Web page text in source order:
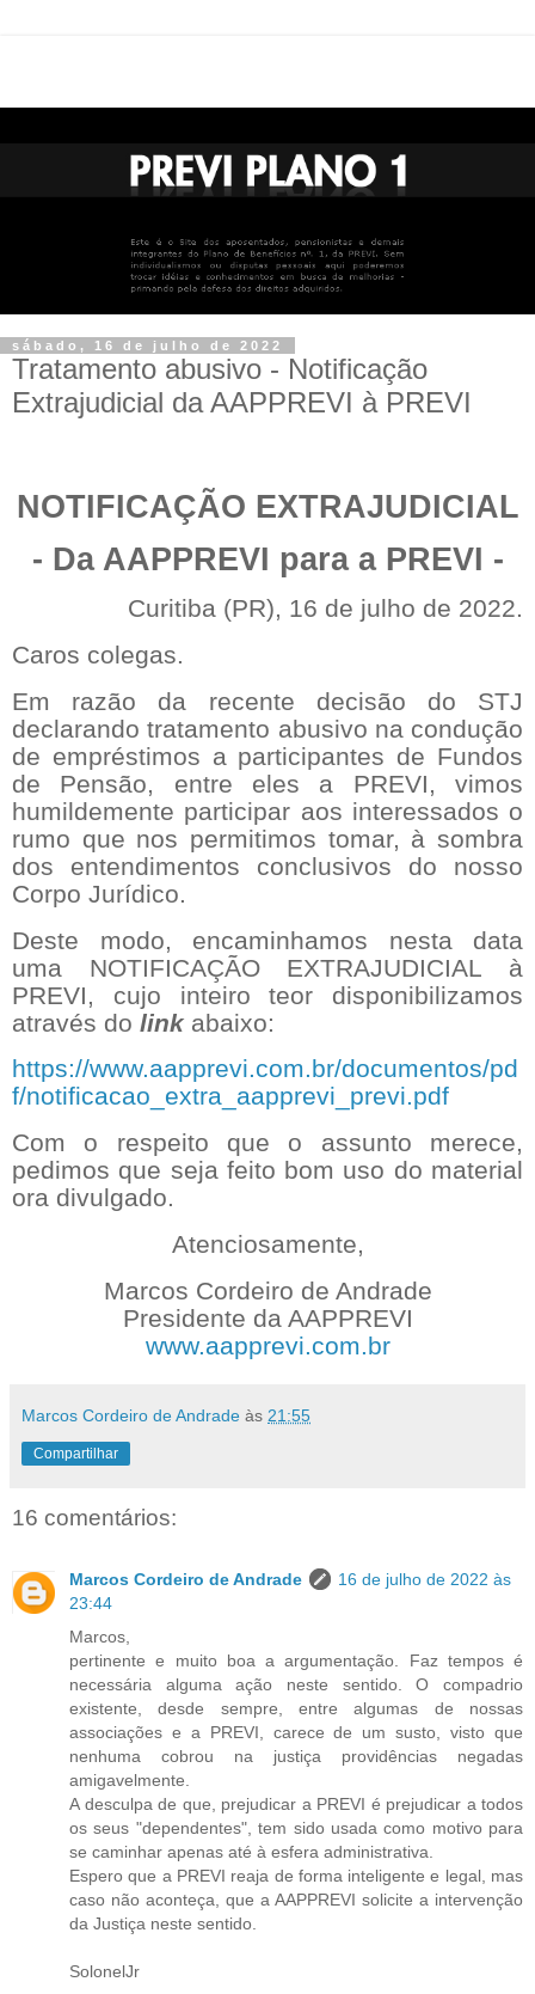
sábado, 16 de julho de 2022
Tratamento abusivo - Notificação
Extrajudicial da AAPPREVI à PREVI
NOTIFICAÇÃO EXTRAJUDICIAL
- Da AAPPREVI para a PREVI -
Curitiba (PR), 16 de julho de 2022.
Caros colegas.
Em razão da recente decisão do STJ
declarando tratamento abusivo na condução
de empréstimos a participantes de Fundos
de Pensão, entre eles a PREVI, vimos
humildemente participar aos interessados o
rumo que nos permitimos tomar, à sombra
dos entendimentos conclusivos do nosso
Corpo Jurídico.
Deste modo, encaminhamos nesta data
uma NOTIFICAÇÃO EXTRAJUDICIAL à
PREVI, cujo inteiro teor disponibilizamos
através do link abaixo:
https://www.aapprevi.com.br/documentos/pd
f/notificacao_extra_aapprevi_previ.pdf
Com o respeito que o assunto merece,
pedimos que seja feito bom uso do material
ora divulgado.
Atenciosamente,
Marcos Cordeiro de Andrade
Presidente da AAPPREVI
www.aapprevi.com.br
Marcos Cordeiro de Andrade às 21:55
Compartilhar
16 comentários:
Marcos Cordeiro de Andrade
16 de julho de 2022 às
23:44
Marcos,
pertinente e muito boa a argumentação. Faz tempos é
necessária alguma ação neste sentido. O compadrio
existente, desde sempre, entre algumas de nossas
associações e a PREVI, carece de um susto, visto que
nenhuma cobrou na justiça providências negadas
amigavelmente.
A desculpa de que, prejudicar a PREVI é prejudicar a todos
os seus "dependentes", tem sido usada como motivo para
se caminhar apenas até à esfera administrativa.
Espero que a PREVI reaja de forma inteligente e legal, mas
caso não aconteça, que a AAPPREVI solicite a intervenção
da Justiça neste sentido.
SolonelJr